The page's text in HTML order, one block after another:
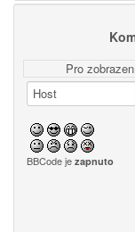
Pro
BBCode je zapnuto